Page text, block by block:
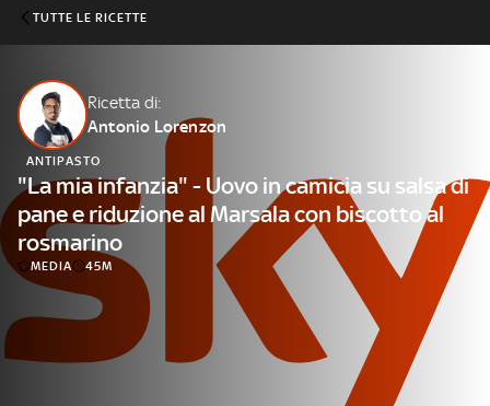
Cos’altro vedere:
PROGRAMMI SKY
Un mondo di offerte:
SKY.IT
NOW
TUTTE LE RICETTE
Ricetta di:
Antonio Lorenzon
ANTIPASTO
"La mia infanzia" - Uovo in camicia su salsa di
pane e riduzione al Marsala con biscotto al
rosmarino
MEDIA 45M